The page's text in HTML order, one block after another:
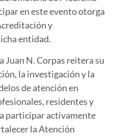
en este evento otorga
y
entidad.
Juan N. Corpas reitera su
la investigación y la
de atención en
residentes y
participar activamente
la Atención